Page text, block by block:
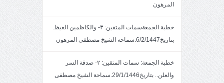
المرهون
خطبة الجمعةسمات المتقين: ٣- والكاظمين الغيظ.
بتاريخ6/2/1447.سماحة الشيخ مصطفى المرهون
خطبة الجمعة: سمات المتقين: ٢- صدقة السر
والعلن.. بتاريخ29/1/1446.سماحة الشيخ مصطفى